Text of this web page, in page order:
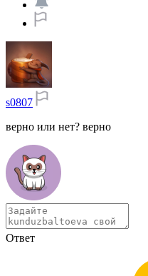
s0807
верно или нет? верно
Ответ